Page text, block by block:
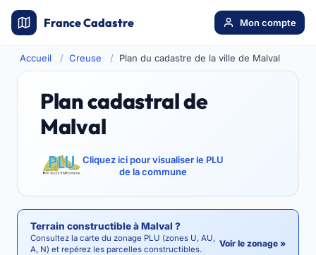
France Cadastre Mon compte
Accueil Creuse Plan du cadastre de la ville de Malval
Plan cadastral de
Malval
Cliquez ici pour visualiser le PLU
de la commune
Terrain constructible à Malval ?
Consultez la carte du zonage PLU (zones U, AU,
A, N) et repérez les parcelles constructibles.
Voir le zonage »